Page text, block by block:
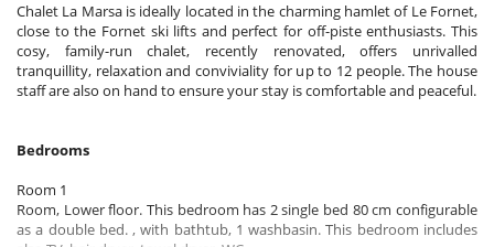
Chalet La Marsa is ideally located in the charming hamlet of Le Fornet,
close to the Fornet ski lifts and perfect for off-piste enthusiasts. This
cosy, family-run chalet, recently renovated, offers unrivalled
tranquillity, relaxation and conviviality for up to 12 people. The house
staff are also on hand to ensure your stay is comfortable and peaceful.
Bedrooms
Room 1
Room, Lower floor. This bedroom has 2 single bed 80 cm configurable
as a double bed. , with bathtub, 1 washbasin. This bedroom includes